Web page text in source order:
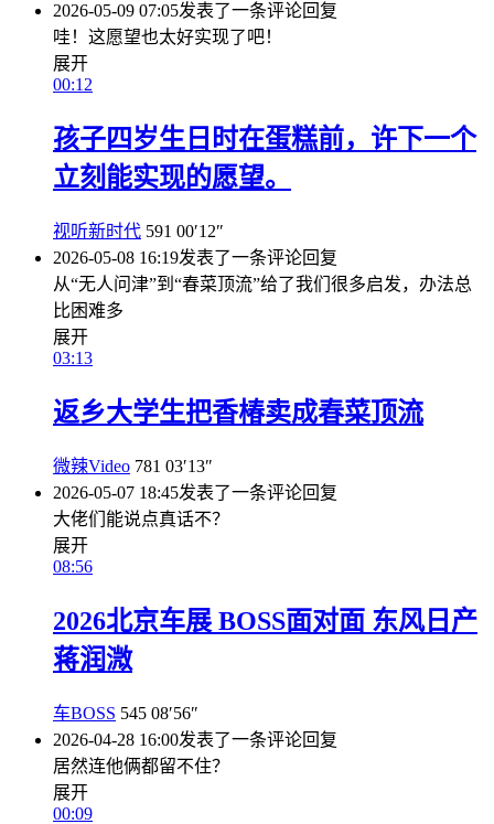
2026-05-09 07:05发表了一条评论回复
哇！这愿望也太好实现了吧！
展开
00:12
孩子四岁生日时在蛋糕前，许下一个
立刻能实现的愿望。
视听新时代 591 00′12″
2026-05-08 16:19发表了一条评论回复
从“无人问津”到“春菜顶流”给了我们很多启发，办法总
比困难多
展开
03:13
返乡大学生把香椿卖成春菜顶流
微辣Video 781 03′13″
2026-05-07 18:45发表了一条评论回复
大佬们能说点真话不？
展开
08:56
2026北京车展 BOSS面对面 东风日产
蒋润溦
车BOSS 545 08′56″
2026-04-28 16:00发表了一条评论回复
居然连他俩都留不住？
展开
00:09